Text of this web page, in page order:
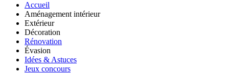
Accueil
Aménagement intérieur
Extérieur
Décoration
Rénovation
Évasion
Idées & Astuces
Jeux concours